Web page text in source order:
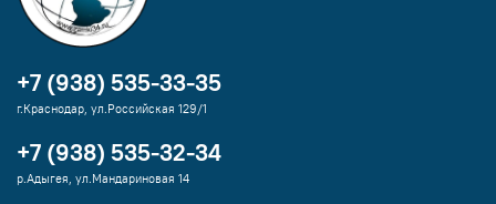
+7 (938) 535-33-35
г.Краснодар, ул.Российская 129/1
+7 (938) 535-32-34
р.Адыгея, ул.Мандариновая 14